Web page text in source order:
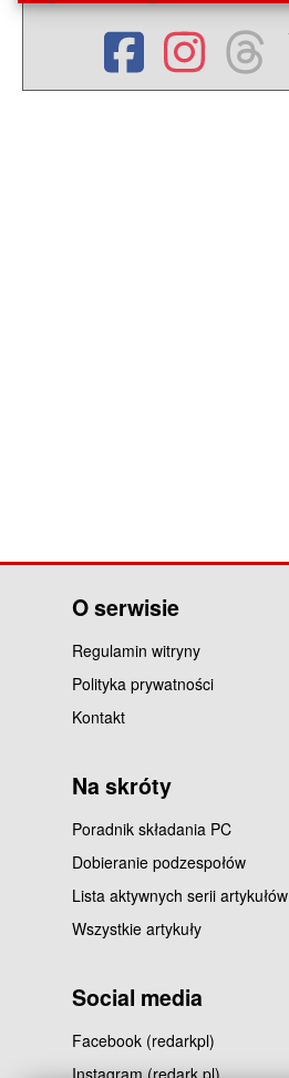
O serwisie
Regulamin witryny
Polityka prywatności
Kontakt
Na skróty
Poradnik składania PC
Dobieranie podzespołów
Lista aktywnych serii artykułów
Wszystkie artykuły
Social media
Facebook (redarkpl)
Instagram (redark.pl)